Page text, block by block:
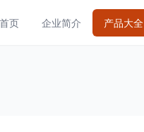
首页 企业简介 产品大全